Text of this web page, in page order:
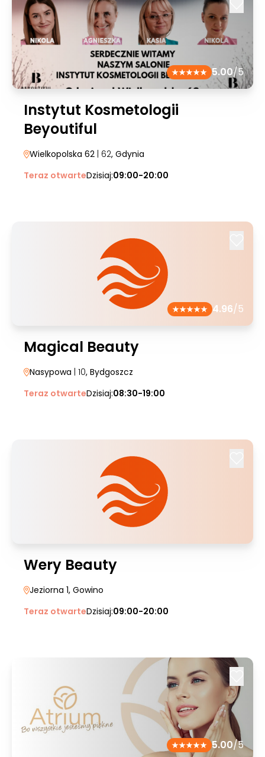
5.00/5
Instytut Kosmetologii
Beyoutiful
Wielkopolska 62 | 62, Gdynia
Teraz otwarteDzisiaj:09:00-20:00
4.96/5
Magical Beauty
Nasypowa | 10, Bydgoszcz
Teraz otwarteDzisiaj:08:30-19:00
Wery Beauty
Jeziorna 1, Gowino
Teraz otwarteDzisiaj:09:00-20:00
5.00/5